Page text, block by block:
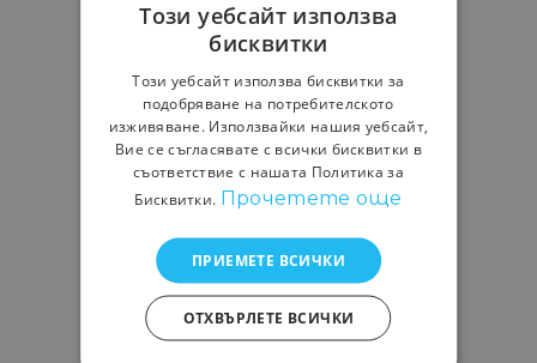
Add
to
cart
САТЕНЕНО СКРЪНЧИ ЗА КОСА
В ЗЕЛЕН ЦВЯТ
Аксесоари
Този уебсайт използва
бисквитки
Този уебсайт използва бисквитки за
подобряване на потребителското
изживяване. Използвайки нашия уебсайт,
Вие се съгласявате с всички бисквитки в
съответствие с нашата Политика за
Бисквитки. Прочетете още
ПРИЕМЕТЕ ВСИЧКИ
ОТХВЪРЛЕТЕ ВСИЧКИ